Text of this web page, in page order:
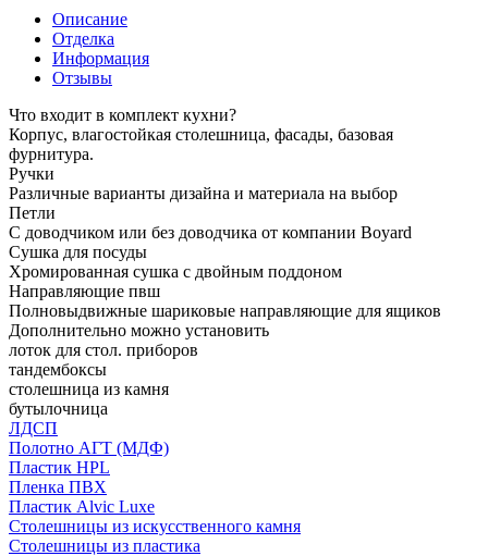
Описание
Отделка
Информация
Отзывы
Что входит в комплект кухни?
Корпус, влагостойкая столешница, фасады, базовая
фурнитура.
Ручки
Различные варианты дизайна и материала на выбор
Петли
С доводчиком или без доводчика от компании Boyard
Сушка для посуды
Хромированная сушка с двойным поддоном
Направляющие пвш
Полновыдвижные шариковые направляющие для ящиков
Дополнительно можно установить
лоток для стол. приборов
тандембоксы
столешница из камня
бутылочница
ЛДСП
Полотно АГТ (МДФ)
Пластик HPL
Пленка ПВХ
Пластик Alvic Luxe
Столешницы из искусственного камня
Столешницы из пластика